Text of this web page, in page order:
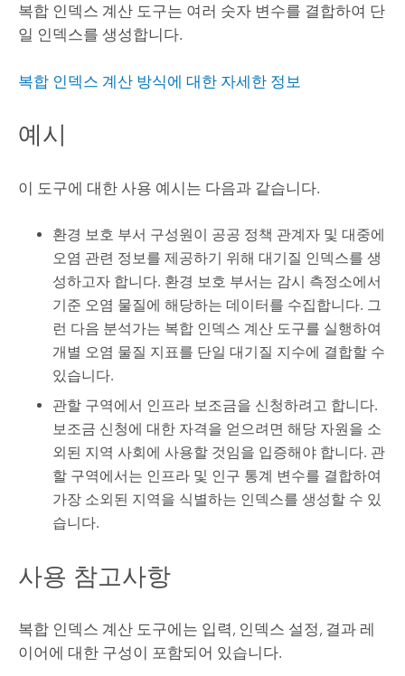
복합 인덱스 계산 도구는 여러 숫자 변수를 결합하여 단
일 인덱스를 생성합니다.
복합 인덱스 계산 방식에 대한 자세한 정보
예시
이 도구에 대한 사용 예시는 다음과 같습니다.
환경 보호 부서 구성원이 공공 정책 관계자 및 대중에
오염 관련 정보를 제공하기 위해 대기질 인덱스를 생
성하고자 합니다. 환경 보호 부서는 감시 측정소에서
기준 오염 물질에 해당하는 데이터를 수집합니다. 그
런 다음 분석가는 복합 인덱스 계산 도구를 실행하여
개별 오염 물질 지표를 단일 대기질 지수에 결합할 수
있습니다.
관할 구역에서 인프라 보조금을 신청하려고 합니다.
보조금 신청에 대한 자격을 얻으려면 해당 자원을 소
외된 지역 사회에 사용할 것임을 입증해야 합니다. 관
할 구역에서는 인프라 및 인구 통계 변수를 결합하여
가장 소외된 지역을 식별하는 인덱스를 생성할 수 있
습니다.
사용 참고사항
복합 인덱스 계산 도구에는 입력, 인덱스 설정, 결과 레
이어에 대한 구성이 포함되어 있습니다.